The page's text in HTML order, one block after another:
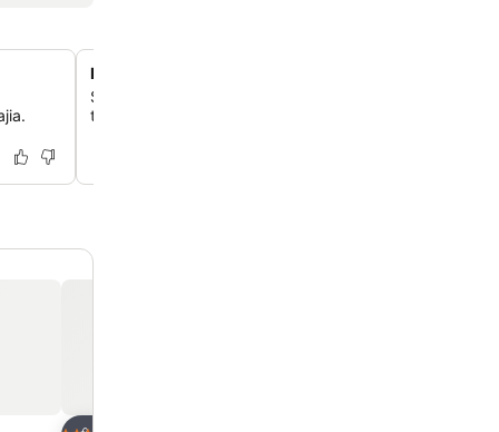
Lähellä Sørlandsbadet-vesipuistoa
Sijaitsee 35 minuutin ajomatkan päässä
tarjoten hauskan päiväretkivaihtoehdon perheille.